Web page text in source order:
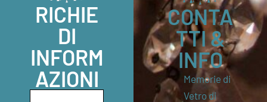
RICHIE
DI
INFORM
AZIONI
CONTA
TTI &
INFO
Memorie di
Vetro di